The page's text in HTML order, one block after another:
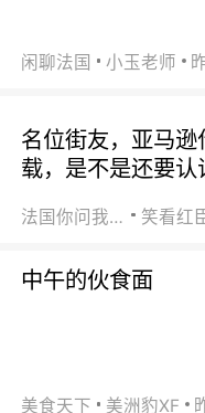
闲聊法国 小玉老师
名位街友，亚马
载，是不是还要认
法国你问我答 笑看红
中午的伙食面
美食天下 美洲豹XF